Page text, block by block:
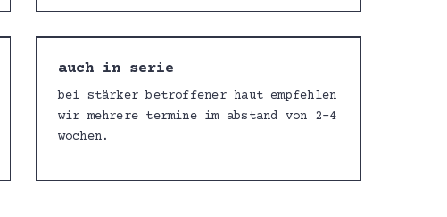
auch in serie
bei stärker betroffener haut empfehlen
wir mehrere termine im abstand von 2–4
wochen.